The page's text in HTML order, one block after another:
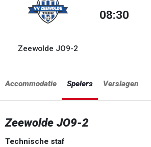
Zeewolde JO9-2
08:30
Accommodatie Spelers Verslagen
Zeewolde JO9-2
Technische staf